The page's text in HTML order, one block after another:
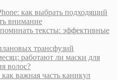
как выбрать подходящий
внимание
тексты: эффективные
трансфузий
работают ли маски для
волос?
важная часть каникул